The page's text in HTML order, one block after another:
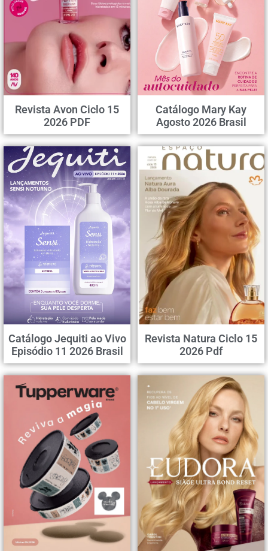
Revista Avon Ciclo 15
2026 PDF
Catálogo Mary Kay
Agosto 2026 Brasil
Catálogo Jequiti ao Vivo
Episódio 11 2026 Brasil
Revista Natura Ciclo 15
2026 Pdf